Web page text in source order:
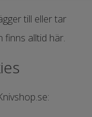
till eller tar
finns alltid här.